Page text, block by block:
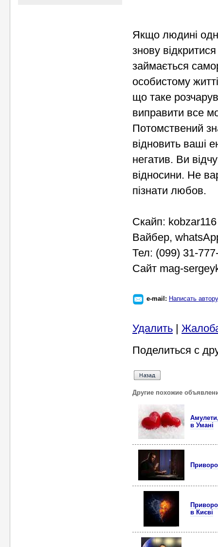
Якщо людині
знову
займається
особистому
що таке
виправити все
Потомствений
відновить ваші
негатив. Ви
відносини. Не
пізнати любов.
Скайп: kobzar116
Вайбер,
Тел: (099) 31-
Сайт mag-
e-mail: Написать автору
Удалить |
Поделиться с
Другие похожие
в Умані
в Києві